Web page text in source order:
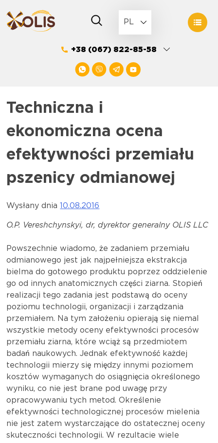
to
content
PL
+38 (067) 822-85-58
Techniczna i
ekonomiczna ocena
efektywności przemiału
pszenicy odmianowej
Wysłany dnia 10.08.2016
O.P. Vereshchynskyi, dr, dyrektor generalny OLIS LLC
Powszechnie wiadomo, że zadaniem przemiału
odmianowego jest jak najpełniejsza ekstrakcja
bielma do gotowego produktu poprzez oddzielenie
go od innych anatomicznych części ziarna. Stopień
realizacji tego zadania jest podstawą do oceny
poziomu technologii, organizacji i zarządzania
przemiałem. Na tym założeniu opierają się niemal
wszystkie metody oceny efektywności procesów
przemiału ziarna, które wciąż są przedmiotem
badań naukowych. Jednak efektywność każdej
technologii mierzy się między innymi poziomem
kosztów wymaganych do osiągnięcia określonego
wyniku, co nie jest brane pod uwagę przy
opracowywaniu tych metod. Określenie
efektywności technologicznej procesów mielenia
nie jest zatem wystarczające do ostatecznej oceny
skuteczności technologii. W rezultacie wiele